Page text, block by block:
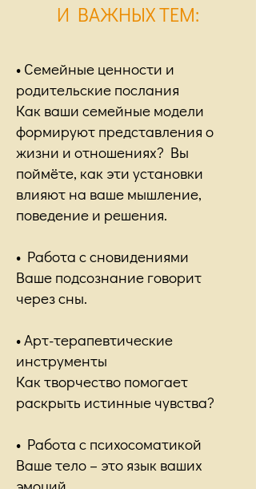
И ВАЖНЫХ ТЕМ:
• Семейные ценности и
родительские послания
Как ваши семейные модели
формируют представления о
жизни и отношениях? Вы
поймёте, как эти установки
влияют на ваше мышление,
поведение и решения.
• Работа с сновидениями
Ваше подсознание говорит
через сны.
• Арт-терапевтические
инструменты
Как творчество помогает
раскрыть истинные чувства?
• Работа с психосоматикой
Ваше тело – это язык ваших